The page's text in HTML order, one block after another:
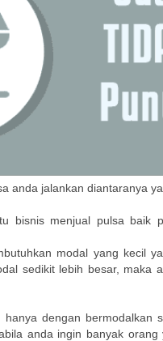
anda jalankan diantaranya
bisnis menjual pulsa baik
modal yang kecil
sedikit lebih besar, maka
dengan bermodalkan
anda ingin banyak